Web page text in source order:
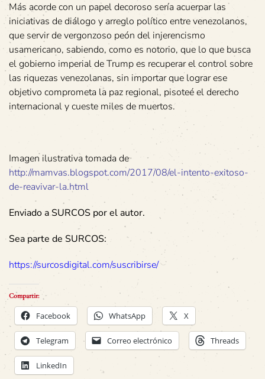
Más acorde con un papel decoroso sería acuerpar las
iniciativas de diálogo y arreglo político entre venezolanos,
que servir de vergonzoso peón del injerencismo
usamericano, sabiendo, como es notorio, que lo que busca
el gobierno imperial de Trump es recuperar el control sobre
las riquezas venezolanas, sin importar que lograr ese
objetivo comprometa la paz regional, pisoteé el derecho
internacional y cueste miles de muertos.
Imagen ilustrativa tomada de
http://mamvas.blogspot.com/2017/08/el-intento-exitoso-
de-reavivar-la.html
Enviado a SURCOS por el autor.
Sea parte de SURCOS:
https://surcosdigital.com/suscribirse/
Compartir:
Facebook WhatsApp X
Telegram Correo electrónico Threads
LinkedIn